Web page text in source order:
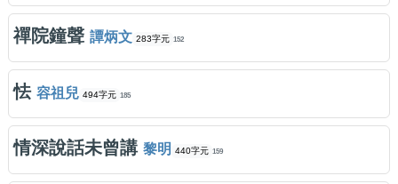
禪院鐘聲 譚炳文 283字元 152
怯 容祖兒 494字元 185
情深說話未曾講 黎明 440字元 159